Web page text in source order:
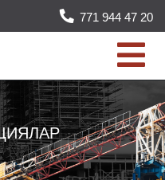
771 944 47 20